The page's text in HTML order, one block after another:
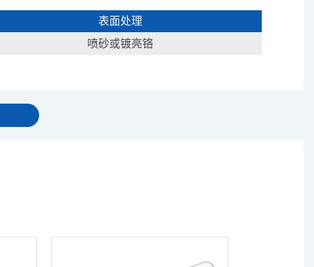
表面处理
喷砂或镀亮铬